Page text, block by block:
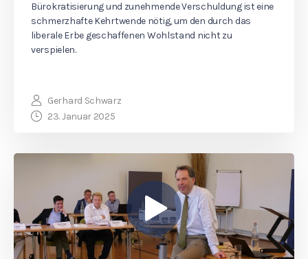
Bürokratisierung und zunehmende Verschuldung ist eine
schmerzhafte Kehrtwende nötig, um den durch das
liberale Erbe geschaffenen Wohlstand nicht zu
verspielen.
Gerhard Schwarz
23. Januar 2025